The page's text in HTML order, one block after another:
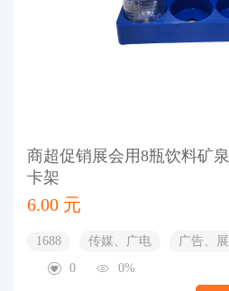
商超促销展会用8瓶饮料矿
卡架
6.00 元
1688 传媒、广电 广告、
0
0%